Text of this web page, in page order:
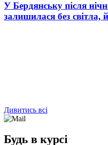
У Бердянську після
залишилася без світла,
Дивитись всі
Будь в курсі